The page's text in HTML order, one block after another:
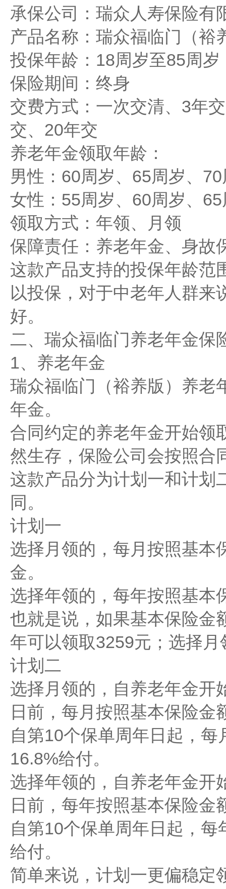
承保公司：瑞众人寿保险有
产品名称：瑞众福临门（裕
投保年龄：18周岁至85周岁
保险期间：终身
交费方式：一次交清、3年
交、20年交
养老年金领取年龄：
男性：60周岁、65周岁、
女性：55周岁、60周岁、
领取方式：年领、月领
保障责任：养老年金、身故
这款产品支持的投保年龄范
以投保，对于中老年人群来
好。
二、瑞众福临门养老年金保
1、养老年金
瑞众福临门（裕养版）养老
年金。
合同约定的养老年金开始领
然生存，保险公司会按照合
这款产品分为计划一和计划
同。
计划一
选择月领的，每月按照基本
金。
选择年领的，每年按照基本
也就是说，如果基本保险金
年可以领取3259元；选择
计划二
选择月领的，自养老年金开
日前，每月按照基本保险金
自第10个保单周年日起，
16.8%给付。
选择年领的，自养老年金开
日前，每年按照基本保险金
自第10个保单周年日起，
给付。
简单来说，计划一更偏稳定